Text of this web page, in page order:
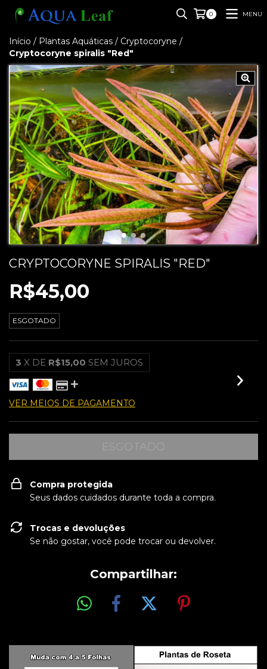
0 MENU
Início / Plantas Aquáticas / Cryptocoryne /
Cryptocoryne spiralis "Red"
CRYPTOCORYNE SPIRALIS "RED"
R$45,00
ESGOTADO
3 X DE R$15,00 SEM JUROS
VER MEIOS DE PAGAMENTO
Compra protegida
Seus dados cuidados durante toda a compra.
Trocas e devoluções
Se não gostar, você pode trocar ou devolver.
Compartilhar: